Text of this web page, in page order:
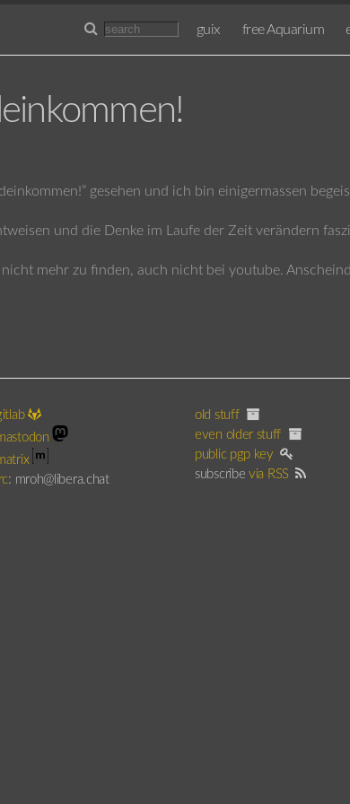
guix free Aquarium
gesehen und ich bin einigermassen
und die Denke im Laufe der Zeit verändern
mehr zu finden, auch nicht bei youtube.
: mroh@libera.chat
old stuff
even older stuff
public pgp key
subscribevia RSS